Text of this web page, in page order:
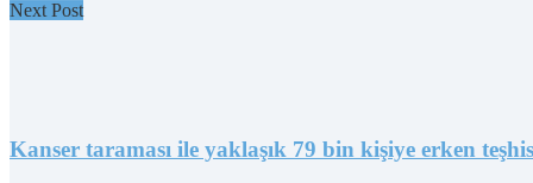
Next Post
Kanser taraması ile yaklaşık 79 bin kişiye erken teşhis